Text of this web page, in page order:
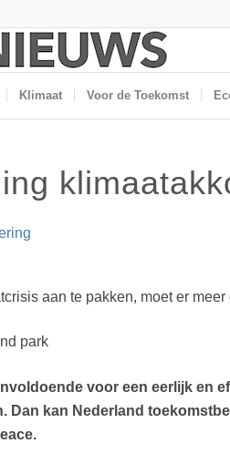
Klimaat Voor de Toekomst
aan te pakken, moet er
voor een eerlijk en
Dan kan Nederland